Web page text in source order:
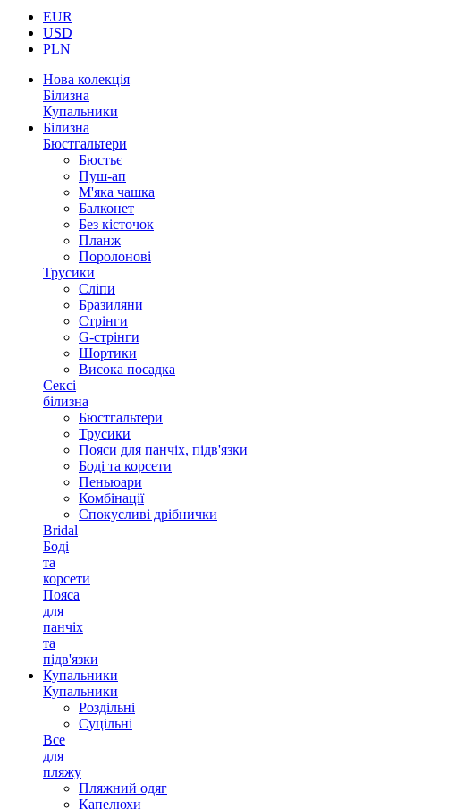
EUR
USD
PLN
Нова колекція
Білизна
Купальники
Білизна
Бюстгальтери
Бюстьє
Пуш-ап
М'яка чашка
Балконет
Без кісточок
Планж
Поролонові
Трусики
Сліпи
Бразиляни
Стрінги
G-стрінги
Шортики
Висока посадка
Сексі
білизна
Бюстгальтери
Трусики
Пояси для панчіх, підв'язки
Боді та корсети
Пеньюари
Комбінації
Спокусливі дрібнички
Bridal
Боді
та
корсети
Пояса
для
панчіх
та
підв'язки
Купальники
Купальники
Роздільні
Суцільні
Все
для
пляжу
Пляжний одяг
Капелюхи